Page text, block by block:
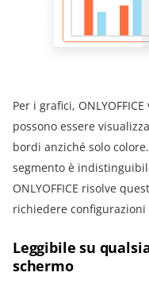
Per i grafici,
possono essere
bordi anziché solo
segmento è
ONLYOFFICE risolve
richiedere
Leggibile su
schermo